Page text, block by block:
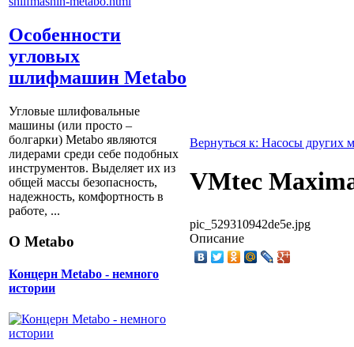
Особенности
угловых
шлифмашин Metabo
Угловые шлифовальные
машины (или просто –
болгарки) Мetabo являются
лидерами среди себе подобных
инструментов. Выделяет их из
общей массы безопасность,
надежность, комфортность в
работе, ...
О Metabo
Концерн Metabo - немного
истории
Вернуться к: Насосы других
VMtec
pic_529310942de5e.jpg
Описание